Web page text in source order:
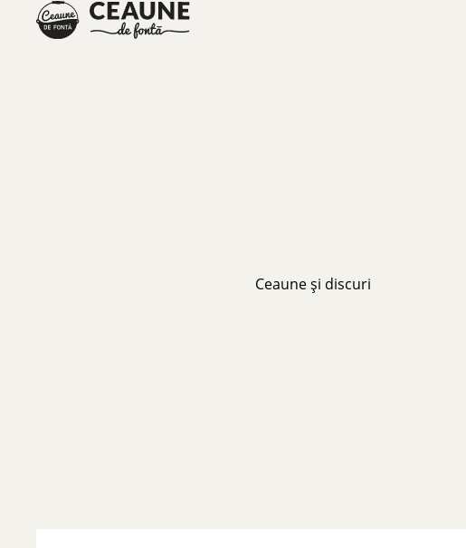
Ceaune și discuri